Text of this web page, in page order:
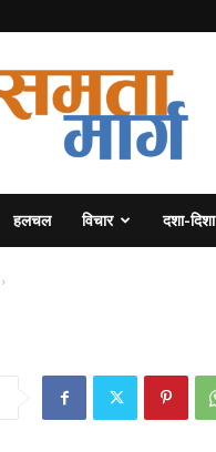
हलचल विचार दशा-दिशा